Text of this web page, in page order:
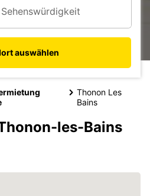
auswählen
Thonon Les
Bains
les-Bains